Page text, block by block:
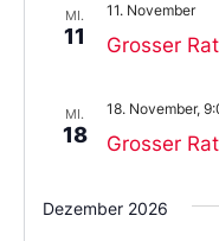
MI.
11 Grosser Rat
11. November
MI.
18 Grosser
18. November,
Dezember 2026